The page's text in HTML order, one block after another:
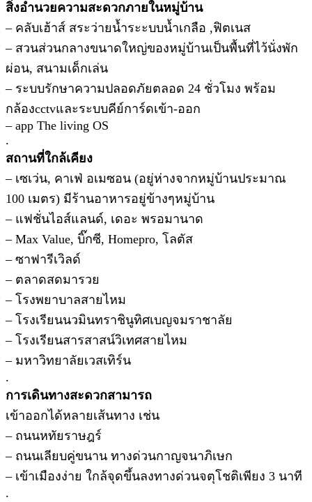
สิ่งอำนวยความสะดวกภายในหมู่บ้าน
– คลับเฮ้าส์ สระว่ายน้ำระะบบน้ำเกลือ ,ฟิตเนส
– สวนส่วนกลางขนาดใหญ่ของหมู่บ้านเป็นพื้นที่ไว้นั่งพัก
ผ่อน, สนามเด็กเล่น
– ระบบรักษาความปลอดภัยตลอด 24 ชั่วโมง พร้อม
กล้องcctvและระบบคีย์การ์ดเข้า-ออก
– app The living OS
.
สถานที่ใกล้เคียง
– เซเว่น, คาเฟ่ อเมซอน (อยู่ห่างจากหมู่บ้านประมาณ
100 เมตร) มีร้านอาหารอยู่ข้างๆหมู่บ้าน
– แฟชั่นไอส์แลนด์, เดอะ พรอมานาด
– Max Value, บิ๊กซี, Homepro, โลตัส
– ซาฟารีเวิลด์
– ตลาดสดมารวย
– โรงพยาบาลสายไหม
– โรงเรียนนวมินทราชินูทิศเบญจมราชาลัย
– โรงเรียนสารสาสน์วิเทศสายไหม
– มหาวิทยาลัยเวสเทิร์น
.
การเดินทางสะดวกสามารถ
เข้าออกได้หลายเส้นทาง เช่น
– ถนนหทัยราษฎร์
– ถนนเลียบคู่ขนาน ทางด่วนกาญจนาภิเษก
– เข้าเมืองง่าย ใกล้จุดขึ้นลงทางด่วนจตุโชติเพียง 3 นาที
.